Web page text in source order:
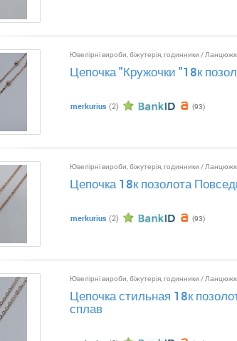
Ювелірні вироби, біжутерія, годинники /
Цепочка "Кружочки "18к
merkurius (2) (93)
Ювелірні вироби, біжутерія, годинники /
Цепочка 18к позолота
merkurius (2) (93)
Ювелірні вироби, біжутерія, годинники /
Цепочка стильная 18к
сплав